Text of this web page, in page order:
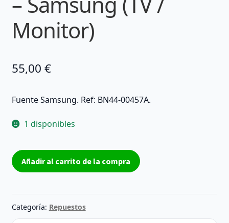
Monitor)
55,00 €
Fuente Samsung. Ref: BN44-00457A.
1 disponibles
Fuente
BN44-
Samsung
(TV
Añadir al carrito de la compra
Categoría: Repuestos